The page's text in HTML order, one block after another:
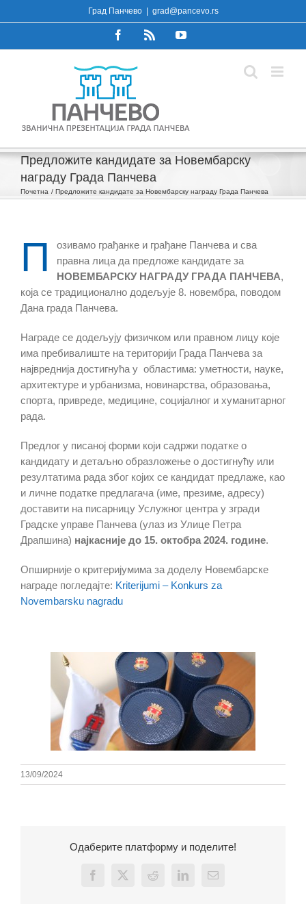
to
Град Панчево grad@pancevo.rs
FacebookRss YouTube
Предложите кандидате за Новембарску
награду Града Панчева
Почетна Предложите кандидате за Новембарску награду Града Панчева
П
озивамо грађанке и грађане Панчева и сва
правна лица да предложе кандидате за
НОВЕМБАРСКУ НАГРАДУ ГРАДА ПАНЧЕВА,
која се традиционално додељује 8. новембра, поводом
Дана града Панчева.
Награде се додељују физичком или правном лицу које
има пребивалиште на територији Града Панчева за
највреднија достигнућа у областима: уметности, науке,
архитектуре и урбанизма, новинарства, образовања,
спорта, привреде, медицине, социјалног и хуманитарног
рада.
Предлог у писаној форми који садржи податке о
кандидату и детаљно образложење о достигнућу или
резултатима рада због којих се кандидат предлаже, као
и личне податке предлагача (име, презиме, адресу)
доставити на писарницу Услужног центра у згради
Градске управе Панчева (улаз из Улице Петра
Драпшина) најкасније до 15. октобра 2024. године.
Опширније о критеријумима за доделу Новембарске
награде погледајте: Kriterijumi – Konkurs za
Novembarsku nagradu
13/09/2024
Одаберите платформу и поделите!
Facebook
X Reddit LinkedInEmail